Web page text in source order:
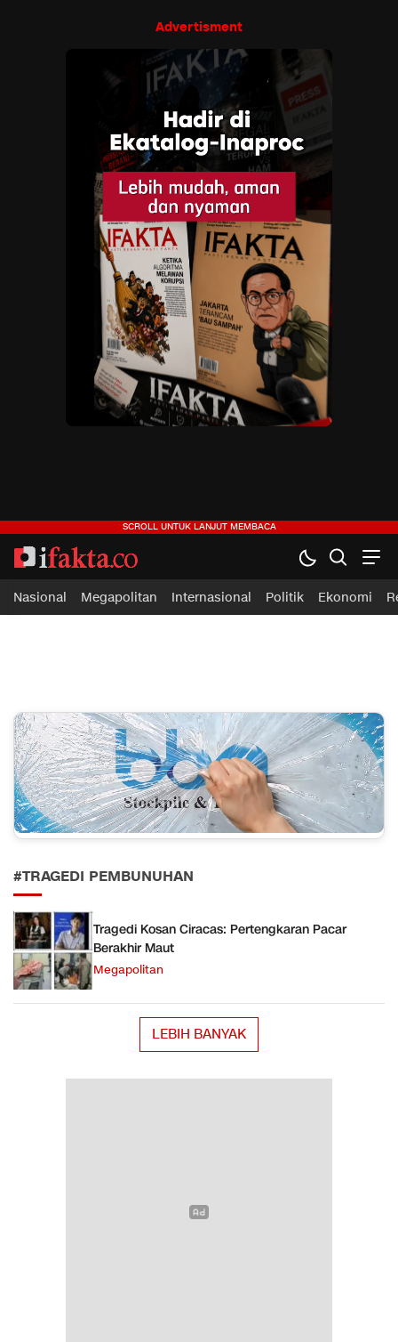
Advertisment
ifakta.co
#pastibenar
Nasional Megapolitan Internasional Politik Ekonomi
#TRAGEDI PEMBUNUHAN
Tragedi Kosan Ciracas: Pertengkaran Pacar
Berakhir Maut
Megapolitan
LEBIH BANYAK